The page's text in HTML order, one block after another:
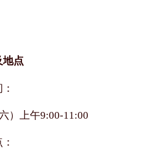
地点
）上午9:00-11:00